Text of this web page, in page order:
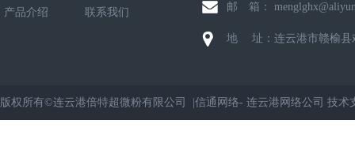
产品介绍
联系我们 邮 箱：
地 址：连云港市赣榆县
版权所有©连云港倍特超微粉有限公司 | 信通网络- 连云港网络公司 技术